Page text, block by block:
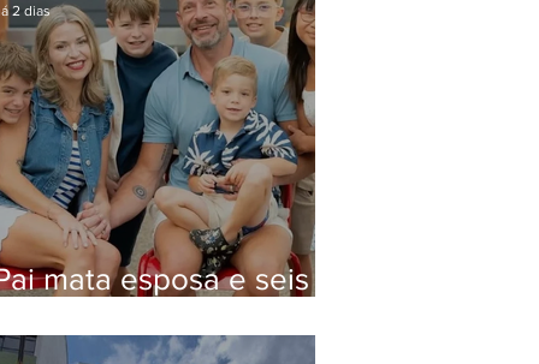
mata esposa e seis
2 dias